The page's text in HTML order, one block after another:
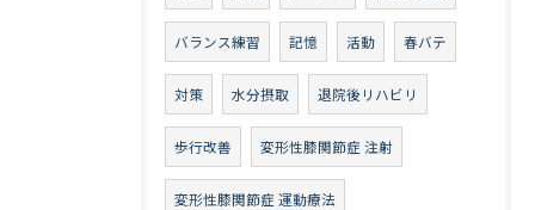
バランス練習 記憶 活動 春バテ
対策 水分摂取 退院後リハビリ
歩行改善 変形性膝関節症 注射
変形性膝関節症 運動療法